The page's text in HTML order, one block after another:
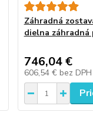
Záhradná
dielna záhradná
746,04 €
606,54 € bez DPH